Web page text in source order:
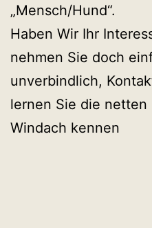
„Mensch/Hund“.
Haben Wir Ihr
nehmen Sie doch
unverbindlich,
lernen Sie die netten
Windach kennen